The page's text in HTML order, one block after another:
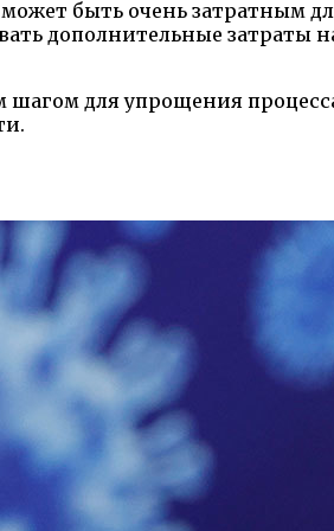
быть очень затратным
дополнительные затраты
шагом для упрощения